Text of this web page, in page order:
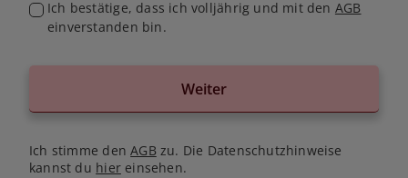
Ich bestätige, dass ich volljährig und mit den AGB
einverstanden bin.
Weiter
Ich stimme denAGB zu. Die Datenschutzhinweise
kannst du hiereinsehen.